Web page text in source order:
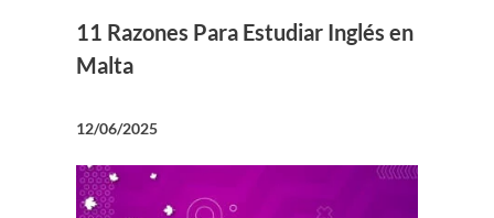
11 Razones Para Estudiar Inglés en
Malta
12/06/2025